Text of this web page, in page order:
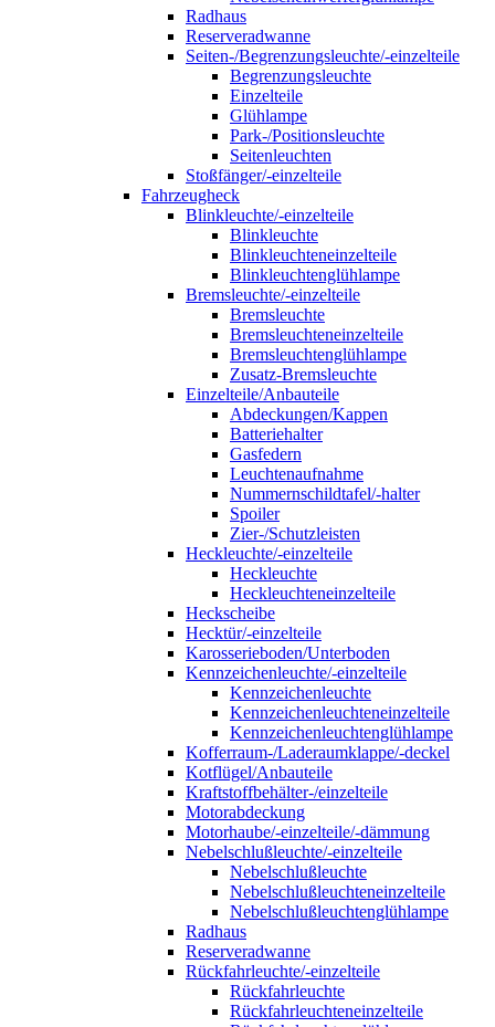
Radhaus
Reserveradwanne
Seiten-/Begrenzungsleuchte/-einzelteile
Begrenzungsleuchte
Einzelteile
Glühlampe
Park-/Positionsleuchte
Seitenleuchten
Stoßfänger/-einzelteile
Fahrzeugheck
Blinkleuchte/-einzelteile
Blinkleuchte
Blinkleuchteneinzelteile
Blinkleuchtenglühlampe
Bremsleuchte/-einzelteile
Bremsleuchte
Bremsleuchteneinzelteile
Bremsleuchtenglühlampe
Zusatz-Bremsleuchte
Einzelteile/Anbauteile
Abdeckungen/Kappen
Batteriehalter
Gasfedern
Leuchtenaufnahme
Nummernschildtafel/-halter
Spoiler
Zier-/Schutzleisten
Heckleuchte/-einzelteile
Heckleuchte
Heckleuchteneinzelteile
Heckscheibe
Hecktür/-einzelteile
Karosserieboden/Unterboden
Kennzeichenleuchte/-einzelteile
Kennzeichenleuchte
Kennzeichenleuchteneinzelteile
Kennzeichenleuchtenglühlampe
Kofferraum-/Laderaumklappe/-deckel
Kotflügel/Anbauteile
Kraftstoffbehälter-/einzelteile
Motorabdeckung
Motorhaube/-einzelteile/-dämmung
Nebelschlußleuchte/-einzelteile
Nebelschlußleuchte
Nebelschlußleuchteneinzelteile
Nebelschlußleuchtenglühlampe
Radhaus
Reserveradwanne
Rückfahrleuchte/-einzelteile
Rückfahrleuchte
Rückfahrleuchteneinzelteile